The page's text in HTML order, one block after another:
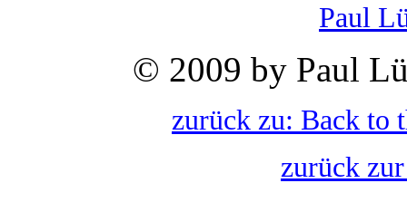
Paul
© 2009 by Paul
zurück zu: Back to
zurück